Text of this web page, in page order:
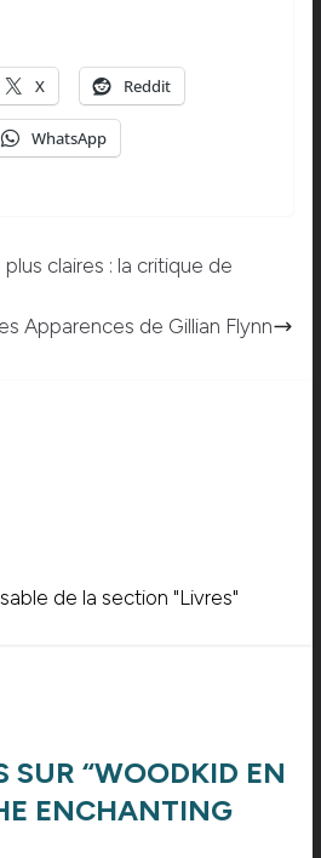
X Reddit
WhatsApp
claires : la critique de
Apparences de Gillian Flynn
de la section "Livres"
SUR “WOODKID EN
ENCHANTING